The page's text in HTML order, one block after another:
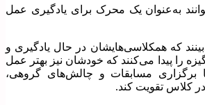
به‌عنوان یک محرک برای یادگیری عمل
که همکلاسی‌هایشان در حال یادگیری و
را پیدا می‌کنند که خودشان نیز بهتر عمل
برگزاری مسابقات و چالش‌های گروهی،
کلاس تقویت کند.